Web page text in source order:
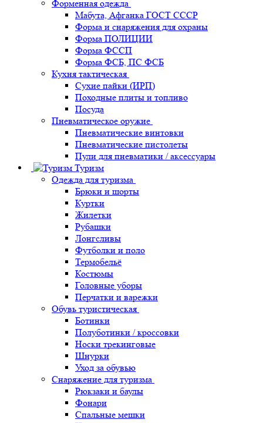
Форменная одежда
Мабута, Афганка ГОСТ СССР
Форма и снаряжения для охраны
Форма ПОЛИЦИИ
Форма ФССП
Форма ФСБ, ПС ФСБ
Кухня тактическая
Сухие пайки (ИРП)
Походные плиты и топливо
Посуда
Пневматическое оружие
Пневматические винтовки
Пневматические пистолеты
Пули для пневматики / аксессуары
Туризм
Одежда для туризма
Брюки и шорты
Куртки
Жилетки
Рубашки
Лонгсливы
Футболки и поло
Термобельё
Костюмы
Головные уборы
Перчатки и варежки
Обувь туристическая
Ботинки
Полуботинки / кроссовки
Носки трекинговые
Шнурки
Уход за обувью
Снаряжение для туризма
Рюкзаки и баулы
Фонари
Спальные мешки